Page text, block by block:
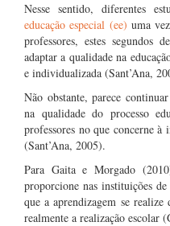
Nesse sentido, diferentes
educação especial (ee) uma
professores, estes segundos
adaptar a qualidade na
e individualizada (Sant’Ana,
Não obstante, parece
na qualidade do processo
professores no que concerne à
(Sant’Ana, 2005).
Para Gaita e Morgado
proporcione nas instituições
que a aprendizagem se
realmente a realização escolar